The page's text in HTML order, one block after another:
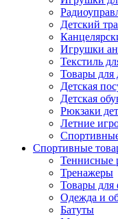
Детский
Игрушки
Текстиль
Товары для
Детская
Детская
Рюкзаки
Летние
Спортивные
Теннисные
Тренажеры
Товары для
Одежда и
Батуты